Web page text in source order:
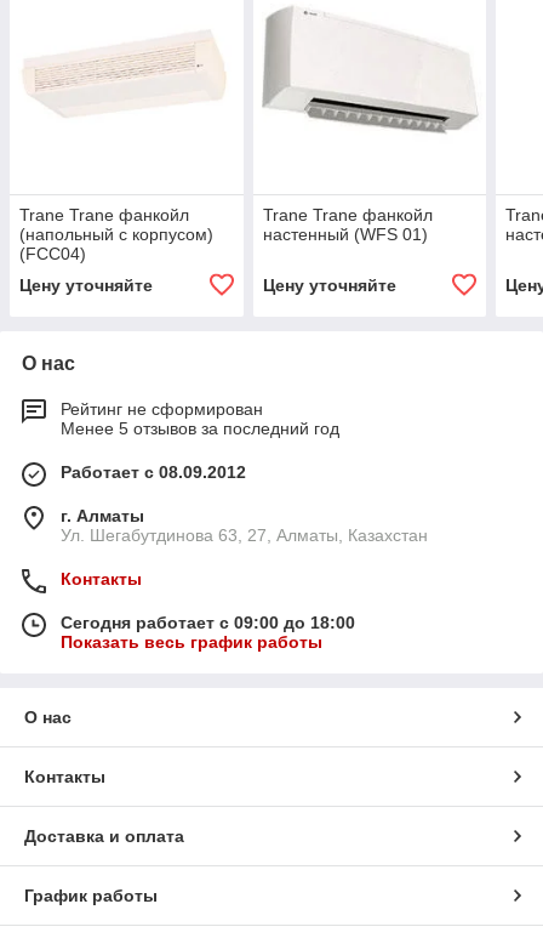
Trane Trane фанкойл
(напольный с корпусом)
(FCC04)
Цену уточняйте
Trane Trane фанкойл
настенный (WFS 01)
Цену уточняйте
О нас
Рейтинг не сформирован
Менее 5 отзывов за последний год
Работает с 08.09.2012
г. Алматы
Ул. Шегабутдинова 63, 27, Алматы, Казахстан
Контакты
Сегодня работает с 09:00 до 18:00
Показать весь график работы
О нас
Контакты
Доставка и оплата
График работы